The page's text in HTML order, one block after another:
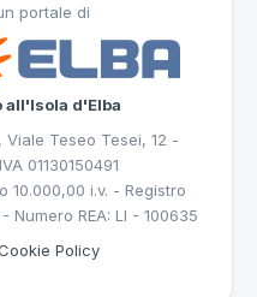
portale di
all'Isola d'Elba
Teseo Tesei, 12 -
01130150491
10.000,00 i.v. - Registro
Numero REA: LI - 100635
Policy